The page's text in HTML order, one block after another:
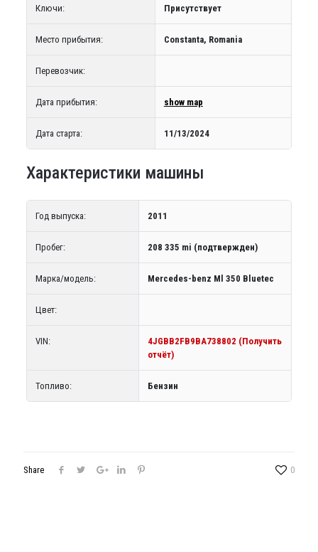
Ключи: Присутствует
Место прибытия: Constanta, Romania
Перевозчик:
Дата прибытия: show map
Дата старта: 11/13/2024
Характеристики машины
Год выпуска: 2011
Пробег: 208 335 mi (подтвержден)
Марка/модель: Mercedes-benz Ml 350 Bluetec
Цвет:
VIN:
4JGBB2FB9BA738802 (Получить
отчёт)
Топливо: Бензин
Share 0